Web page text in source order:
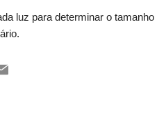
luz para determinar o tamanho